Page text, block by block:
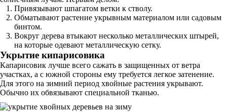
Привязывают шпагатом ветки к стволу.
Обматывают растение укрывным материалом или садовым
бинтом.
Вокруг дерева втыкают несколько металлических штырей,
на которые одевают металлическую сетку.
Укрытие кипарисовика
Капарисовик лучше всего сажать в защищенных от ветра
участках, а с южной стороны ему требуется легкое затенение.
Для этого на зимний период хвойные растения укрывают.
Обычно их обвязывают специальной тканью.